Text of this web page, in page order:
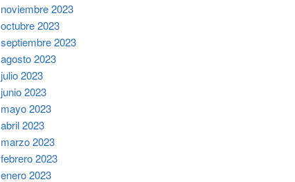
noviembre 2023
octubre 2023
septiembre 2023
agosto 2023
julio 2023
junio 2023
mayo 2023
abril 2023
marzo 2023
febrero 2023
enero 2023